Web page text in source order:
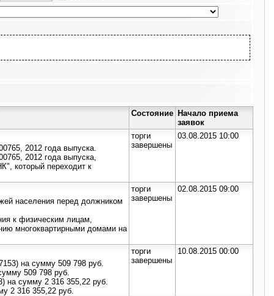
Состояние Начало приема
заявок
2012 года выпуска.
2012 года выпуска,
который переходит к
торги
завершены
03.08.2015 10:00
населения перед должником
к физическим лицам,
многоквартирными домами на
торги
завершены
02.08.2015 09:00
на сумму 509 798 руб.
509 798 руб.
на сумму 2 316 355,22 руб.
2 316 355,22 руб.
торги
завершены
10.08.2015 00:00